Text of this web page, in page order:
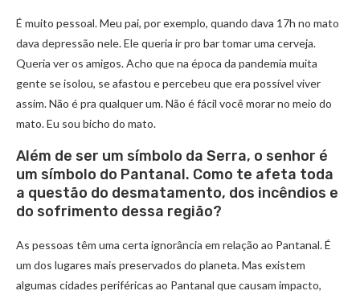
É muito pessoal. Meu pai, por exemplo, quando dava 17h no mato
dava depressão nele. Ele queria ir pro bar tomar uma cerveja.
Queria ver os amigos. Acho que na época da pandemia muita
gente se isolou, se afastou e percebeu que era possível viver
assim. Não é pra qualquer um. Não é fácil você morar no meio do
mato. Eu sou bicho do mato.
Além de ser um símbolo da Serra, o senhor é
um símbolo do Pantanal. Como te afeta toda
a questão do desmatamento, dos incêndios e
do sofrimento dessa região?
As pessoas têm uma certa ignorância em relação ao Pantanal. É
um dos lugares mais preservados do planeta. Mas existem
algumas cidades periféricas ao Pantanal que causam impacto,